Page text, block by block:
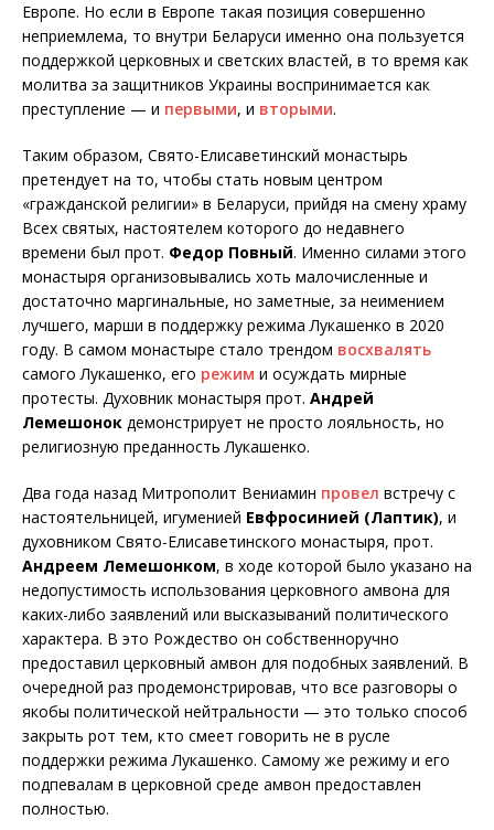
Европе. Но если в Европе такая позиция совершенно
неприемлема, то внутри Беларуси именно она пользуется
поддержкой церковных и светских властей, в то время как
молитва за защитников Украины воспринимается как
преступление — и первыми, и вторыми.
Таким образом, Свято-Елисаветинский монастырь
претендует на то, чтобы стать новым центром
«гражданской религии» в Беларуси, прийдя на смену храму
Всех святых, настоятелем которого до недавнего
времени был прот. Федор Повный. Именно силами этого
монастыря организовывались хоть малочисленные и
достаточно маргинальные, но заметные, за неимением
лучшего, марши в поддержку режима Лукашенко в 2020
году. В самом монастыре стало трендом восхвалять
самого Лукашенко, его режим и осуждать мирные
протесты. Духовник монастыря прот. Андрей
Лемешонок демонстрирует не просто лояльность, но
религиозную преданность Лукашенко.
Два года назад Митрополит Вениамин провел встречу с
настоятельницей, игуменией Евфросинией (Лаптик), и
духовником Свято-Елисаветинского монастыря, прот.
Андреем Лемешонком, в ходе которой было указано на
недопустимость использования церковного амвона для
каких-либо заявлений или высказываний политического
характера. В это Рождество он собственноручно
предоставил церковный амвон для подобных заявлений. В
очередной раз продемонстрировав, что все разговоры о
якобы политической нейтральности — это только способ
закрыть рот тем, кто смеет говорить не в русле
поддержки режима Лукашенко. Самому же режиму и его
подпевалам в церковной среде амвон предоставлен
полностью.